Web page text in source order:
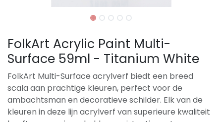
FolkArt Acrylic Paint Multi-
Surface 59ml - Titanium White
FolkArt Multi-Surface acrylverf biedt een breed
scala aan prachtige kleuren, perfect voor de
ambachtsman en decoratieve schilder. Elk van de
kleuren in deze lijn acrylverf van superieure kwaliteit